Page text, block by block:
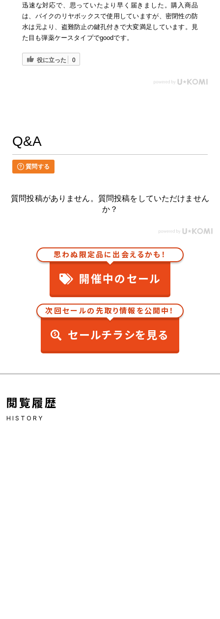
迅速な対応で、思っていたより早く届きました。購入商品
は、バイクのリヤボックスで使用していますが、密閉性の防
水は元より、盗難防止の鍵孔付きで大変満足しています。見
た目も弾薬ケースタイプでgoodです。
役に立った 0
Q&A
質問する
質問投稿がありません。質問投稿をしていただけません
か？
思わぬ限定品に出会えるかも！
開催中のセール
次回セールの先取り情報を公開中！
セールチラシを見る
閲覧履歴
HISTORY